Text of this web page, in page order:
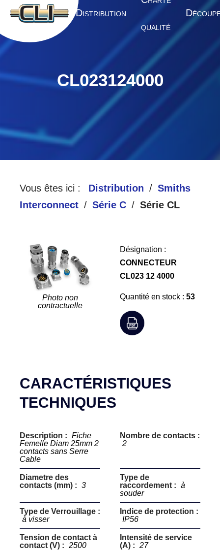
A CCUEIL DISTRIBUTION
QUALITÉ
D
CL023124000
Vous êtes ici : Distribution
Smiths
Interconnect
Série C Série CL
Photo non
contractuelle
Désignation :
CONNECTEUR
CL023 12 4000
Quantité en stock : 53
CARACTÉRISTIQUES
TECHNIQUES
Description : Fiche
Femelle Diam 25mm 2
contacts sans Serre
Cable
Nombre de contacts :
2
Diametre des
contacts (mm) : 3
Type de
raccordement : à
souder
Type de Verrouillage :
à visser
Indice de protection :
IP56
Tension de contact à
contact (V) : 2500
Intensité de service
(A) : 27